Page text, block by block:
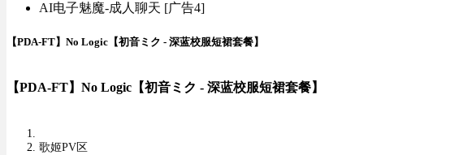
AI电子魅魔-成人聊天 [广告4]
【PDA-FT】No Logic【初音ミク - 深蓝校服短裙套餐】
【PDA-FT】No Logic【初音ミク - 深蓝校服短裙套餐】
歌姬PV区